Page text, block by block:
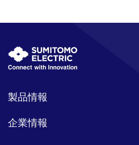
製品情報
企業情報